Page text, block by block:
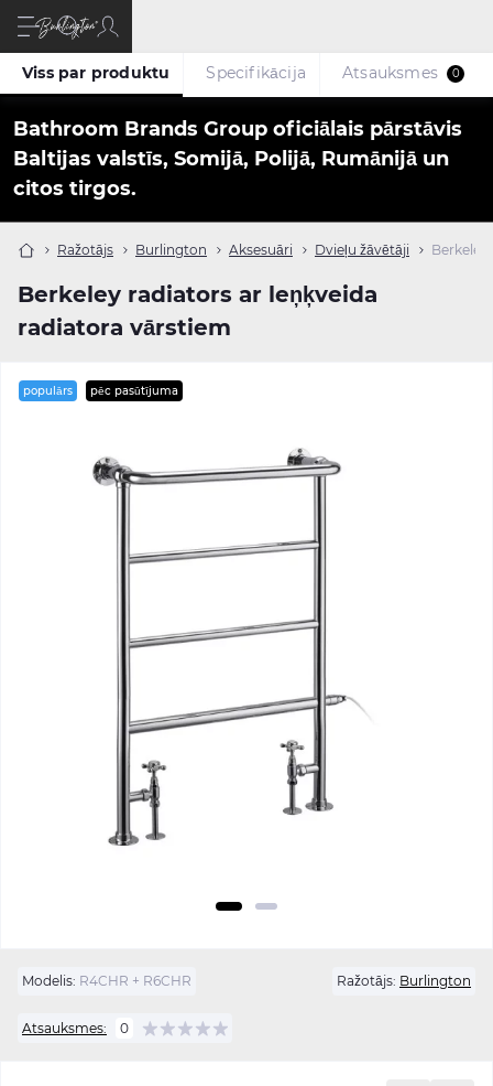
Bathroom Brands Group oficiālais pārstāvis
Baltijas valstīs, Somijā, Polijā, Rumānijā un
citos tirgos.
Ražotājs Burlington Aksesuāri Dvieļu žāvētāji
Berkeley radiators ar leņķveida
radiatora vārstiem
Viss par produktu Specifikācija Atsauksmes 0
populārs pēc pasūtījuma
Modelis: R4CHR + R6CHR Ražotājs: Burlington
Atsauksmes: 0